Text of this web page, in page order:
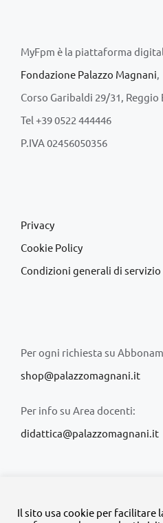
MyFpm è la piattaforma
Fondazione Palazzo Magnani,
Corso Garibaldi 29/31, Reggio
Tel +39 0522 444446
P.IVA 02456050356
Privacy
Cookie Policy
Condizioni generali di servizio
Per ogni richiesta su
shop@palazzomagnani.it
Per info su Area docenti:
didattica@palazzomagnani.it
Il sito usa cookie per facilitare